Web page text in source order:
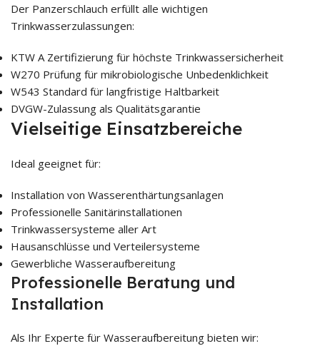
Der Panzerschlauch erfüllt alle wichtigen
Trinkwasserzulassungen:
KTW A Zertifizierung für höchste Trinkwassersicherheit
W270 Prüfung für mikrobiologische Unbedenklichkeit
W543 Standard für langfristige Haltbarkeit
DVGW-Zulassung als Qualitätsgarantie
Vielseitige Einsatzbereiche
Ideal geeignet für:
Installation von Wasserenthärtungsanlagen
Professionelle Sanitärinstallationen
Trinkwassersysteme aller Art
Hausanschlüsse und Verteilersysteme
Gewerbliche Wasseraufbereitung
Professionelle Beratung und
Installation
Als Ihr Experte für Wasseraufbereitung bieten wir: